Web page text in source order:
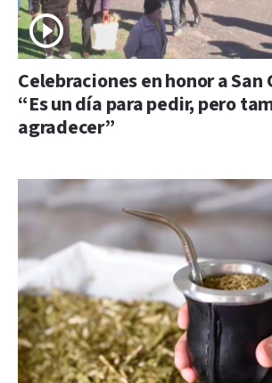
Celebraciones en honor a San
“Es un día para pedir, pero
agradecer”